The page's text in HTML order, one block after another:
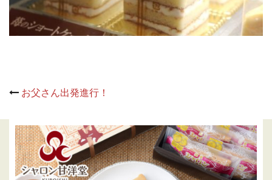
Post
お父さん出発進行！